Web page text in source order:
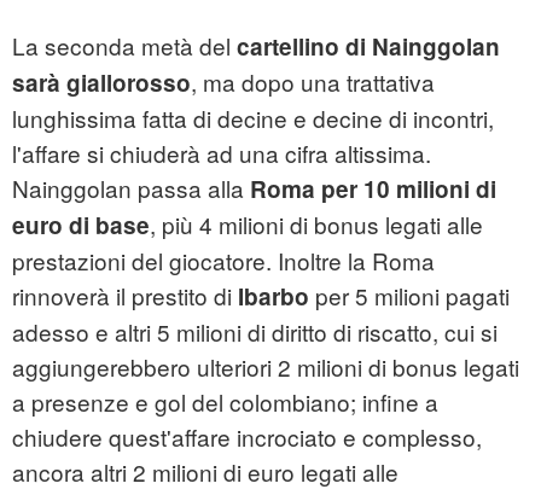
La seconda metà del cartellino di Nainggolan
sarà giallorosso, ma dopo una trattativa
lunghissima fatta di decine e decine di incontri,
l'affare si chiuderà ad una cifra altissima.
Nainggolan passa alla Roma per 10 milioni di
euro di base, più 4 milioni di bonus legati alle
prestazioni del giocatore. Inoltre la Roma
rinnoverà il prestito di Ibarbo per 5 milioni pagati
adesso e altri 5 milioni di diritto di riscatto, cui si
aggiungerebbero ulteriori 2 milioni di bonus legati
a presenze e gol del colombiano; infine a
chiudere quest'affare incrociato e complesso,
ancora altri 2 milioni di euro legati alle